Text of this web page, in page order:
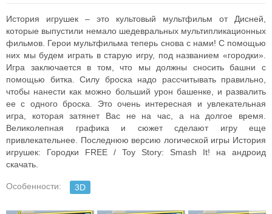
История игрушек – это культовый мультфильм от Дисней,
которые выпустили немало шедевральных мультипликационных
фильмов. Герои мультфильма теперь снова с нами! С помощью
них мы будем играть в старую игру, под названием «городки».
Игра заключается в том, что мы должны сносить башни с
помощью битка. Силу броска надо рассчитывать правильно,
чтобы нанести как можно больший урон башенке, и развалить
ее с одного броска. Это очень интересная и увлекательная
игра, которая затянет Вас не на час, а на долгое время.
Великолепная графика и сюжет сделают игру еще
привлекательнее. Последнюю версию логической игры История
игрушек: Городки FREE / Toy Story: Smash It! на андроид
скачать.
Особенности: 3D